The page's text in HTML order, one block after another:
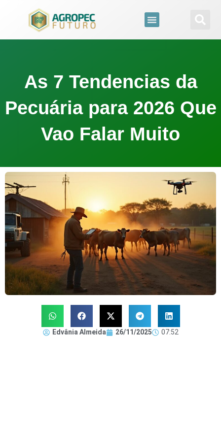
conteúdo
As 7 Tendencias da
Pecuária para 2026 Que
Vao Falar Muito
Edvânia Almeida 26/11/2025 07:52